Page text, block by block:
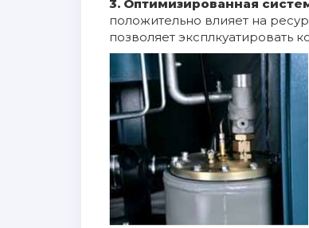
3. Оптимизированная
положительно влияет на
позволяет